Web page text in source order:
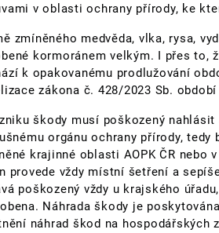
v oblasti ochrany přírody, ke
zmíněného medvěda, vlka, rysa,
kormoránem velkým. I přes to,
k opakovanému prodlužování
zákona č. 428/2023 Sb.
škody musí poškozený
orgánu ochrany přírody,
krajinné oblasti AOPK ČR nebo
provede vždy místní šetření a
poškozený vždy u krajského
Náhrada škody je
náhrad škod na